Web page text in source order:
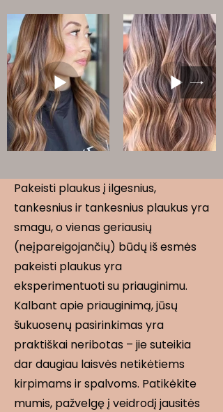
Pakeisti plaukus į ilgesnius,
tankesnius ir tankesnius plaukus yra
smagu, o vienas geriausių
(neįpareigojančių) būdų iš esmės
pakeisti plaukus yra
eksperimentuoti su priauginimu.
Kalbant apie priauginimą, jūsų
šukuosenų pasirinkimas yra
praktiškai neribotas – jie suteikia
dar daugiau laisvės netikėtiems
kirpimams ir spalvoms. Patikėkite
mumis, pažvelgę į veidrodį jausitės